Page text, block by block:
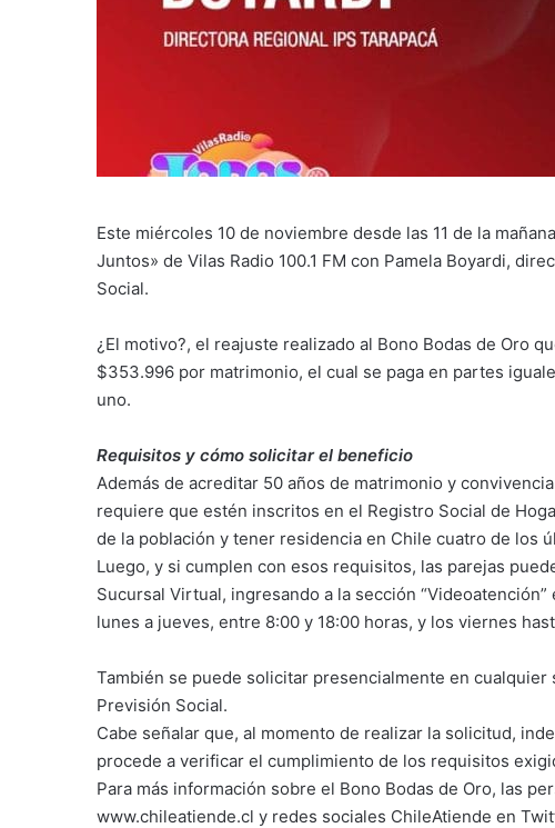
Este miércoles 10 de noviembre desde las 11 de la
Juntos» de Vilas Radio 100.1 FM con Pamela Boyardi,
Social.
¿El motivo?, el reajuste realizado al Bono Bodas de Oro
$353.996 por matrimonio, el cual se paga en partes
uno.
Requisitos y cómo solicitar el beneficio
Además de acreditar 50 años de matrimonio y
requiere que estén inscritos en el Registro Social de
de la población y tener residencia en Chile cuatro de los
Luego, y si cumplen con esos requisitos, las parejas
Sucursal Virtual, ingresando a la sección
lunes a jueves, entre 8:00 y 18:00 horas, y los viernes
También se puede solicitar presencialmente en
Previsión Social.
Cabe señalar que, al momento de realizar la solicitud,
procede a verificar el cumplimiento de los requisitos
Para más información sobre el Bono Bodas de Oro, las
www.chileatiende.cl y redes sociales ChileAtiende en